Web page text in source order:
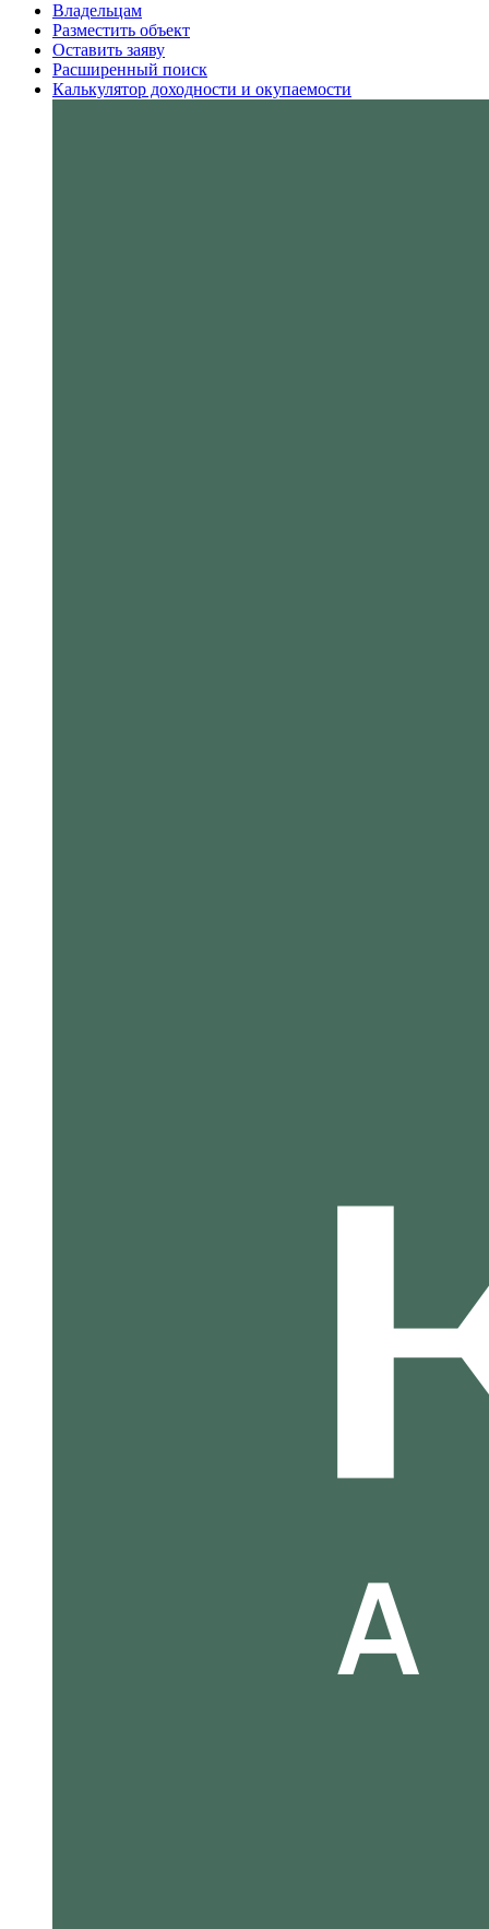
Владельцам
Разместить объект
Оставить заяву
Расширенный поиск
Калькулятор доходности и окупаемости